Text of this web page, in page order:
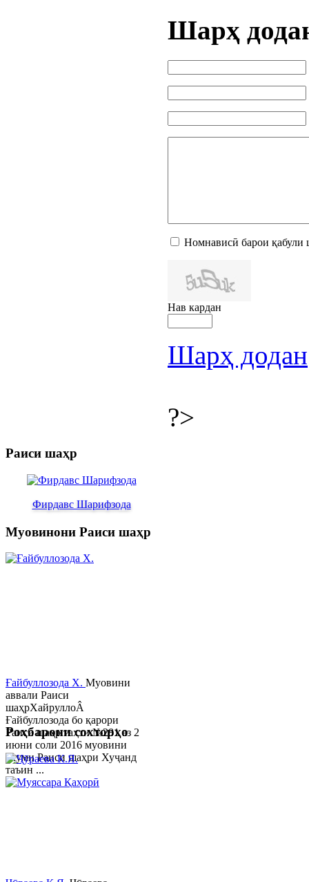
Шарҳ
Номнависӣ барои қабули
Нав кардан
Шарҳ додан
?>
Раиси шаҳр
Фирдавс Шарифзода
Муовинони Раиси шаҳр
Ғайбуллозода Х. Муовини
аввали Раиси
шаҳрХайруллоÂ
Ғайбуллозода бо қарори
Раиси шаҳр таҳти №281 аз 2
июни соли 2016 муовини
якуми Раиси шаҳри Хуҷанд
таъин ...
Роҳбарони сохторҳо